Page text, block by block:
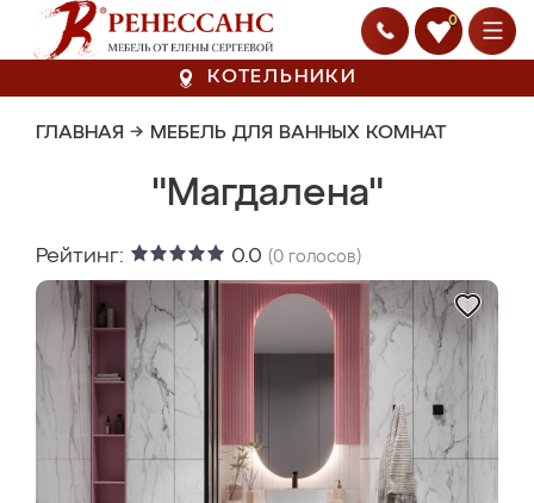
0
КОТЕЛЬНИКИ
ГЛАВНАЯ → МЕБЕЛЬ ДЛЯ ВАННЫХ КОМНАТ
"Магдалена"
Рейтинг: 0.0 (0 голосов)